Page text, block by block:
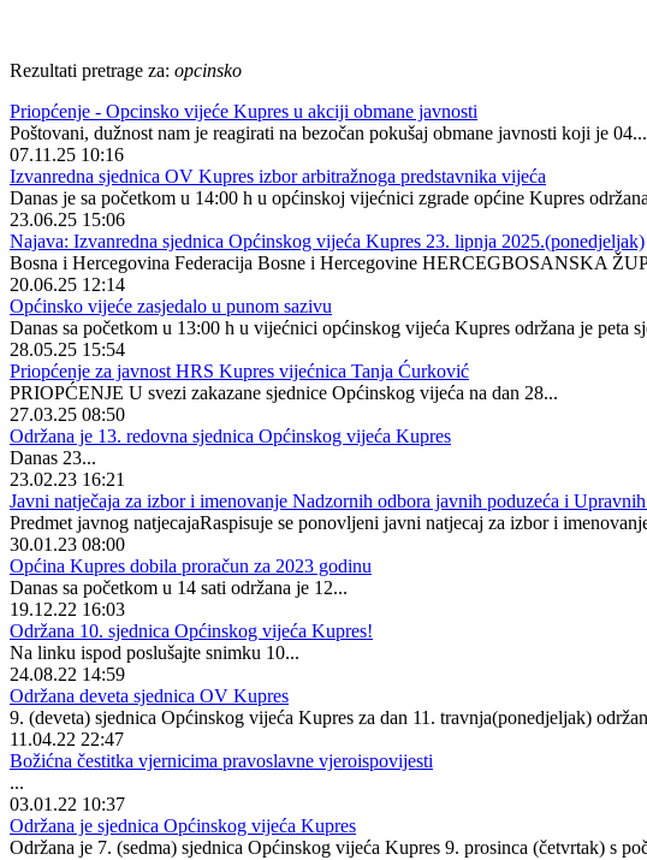
Rezultati pretrage za: opcinsko
Priopćenje - Opcinsko vijeće Kupres u akciji obmane javnosti
Poštovani, dužnost nam je reagirati na bezočan pokušaj obmane javnosti koji je 04...
07.11.25 10:16
Izvanredna sjednica OV Kupres izbor arbitražnoga predstavnika vijeća
Danas je sa početkom u 14:00 h u općinskoj vijećnici zgrade općine Kupres
23.06.25 15:06
Najava: Izvanredna sjednica Općinskog vijeća Kupres 23. lipnja 2025.(ponedjeljak)
Bosna i Hercegovina Federacija Bosne i Hercegovine HERCEGBOSANSKA
20.06.25 12:14
Općinsko vijeće zasjedalo u punom sazivu
Danas sa početkom u 13:00 h u vijećnici općinskog vijeća Kupres održana je peta
28.05.25 15:54
Priopćenje za javnost HRS Kupres vijećnica Tanja Ćurković
PRIOPĆENJE U svezi zakazane sjednice Općinskog vijeća na dan 28...
27.03.25 08:50
Održana je 13. redovna sjednica Općinskog vijeća Kupres
Danas 23...
23.02.23 16:21
Javni natječaja za izbor i imenovanje Nadzornih odbora javnih poduzeća i
Predmet javnog natjecajaRaspisuje se ponovljeni javni natjecaj za izbor i
30.01.23 08:00
Općina Kupres dobila proračun za 2023 godinu
Danas sa početkom u 14 sati održana je 12...
19.12.22 16:03
Održana 10. sjednica Općinskog vijeća Kupres!
Na linku ispod poslušajte snimku 10...
24.08.22 14:59
Održana deveta sjednica OV Kupres
9. (deveta) sjednica Općinskog vijeća Kupres za dan 11. travnja(ponedjeljak)
11.04.22 22:47
Božićna čestitka vjernicima pravoslavne vjeroispovijesti
...
03.01.22 10:37
Održana je sjednica Općinskog vijeća Kupres
Održana je 7. (sedma) sjednica Općinskog vijeća Kupres 9. prosinca (četvrtak) s